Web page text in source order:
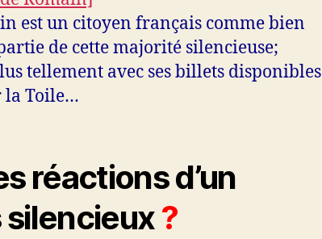
est un citoyen français comme bien
de cette majorité silencieuse;
tellement avec ses billets disponibles
la Toile…
réactions d’un
?